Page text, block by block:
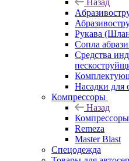
Назад
Рукава
Сопла
Средства
Насадки для
Компрессоры
Назад
Компрессоры
Remeza
Master Blast
Спецодежда